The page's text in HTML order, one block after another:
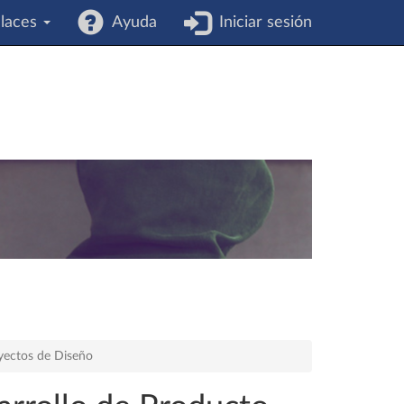
Ayuda Iniciar sesión
de Diseño